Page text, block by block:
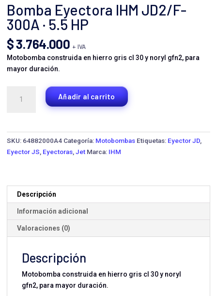
Bomba Eyectora IHM JD2/F-
300A · 5.5 HP
$3.764.000 + IVA
Motobomba construida en hierro gris cl 30 y noryl gfn2, para
mayor duración.
Eyectora
5.5
Añadir al carrito
SKU: 64882000A4 Categoría: Motobombas Etiquetas: Eyector JD
Eyector JS Eyectoras Jet Marca: IHM
Descripción
Información adicional
Valoraciones (0)
Descripción
Motobomba construida en hierro gris cl 30 y noryl
gfn2, para mayor duración.